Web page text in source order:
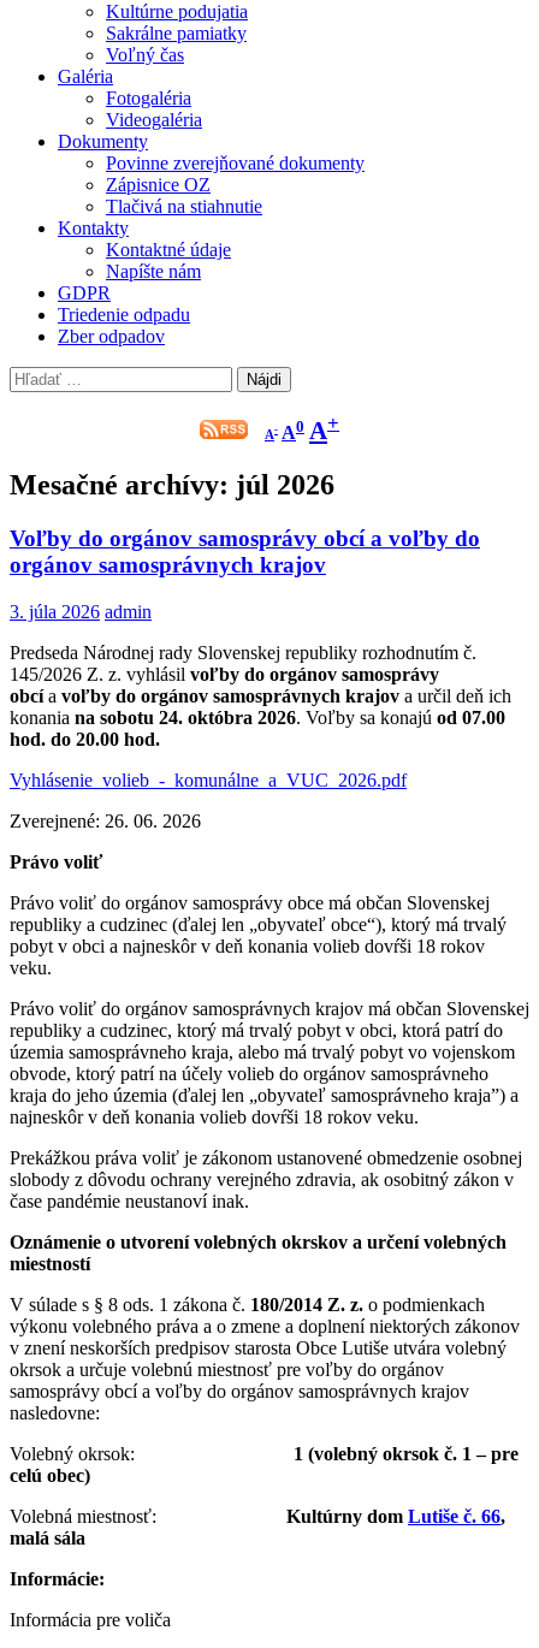
Kultúrne podujatia
Sakrálne pamiatky
Voľný čas
Galéria
Fotogaléria
Videogaléria
Dokumenty
Povinne zverejňované dokumenty
Zápisnice OZ
Tlačivá na stiahnutie
Kontakty
Kontaktné údaje
Napíšte nám
GDPR
Triedenie odpadu
Zber odpadov
Hľadať:
A-
Zmenší
písmo
A0 Pôvodná
veľkosť
A+Zväčší
Mesačné archívy: júl 2026
Voľby do orgánov samosprávy obcí a voľby do
orgánov samosprávnych krajov
3. júla 2026 admin
Predseda Národnej rady Slovenskej republiky rozhodnutím č.
145/2026 Z. z. vyhlásil voľby do orgánov samosprávy
obcía voľby do orgánov samosprávnych krajov a určil deň ich
konania na sobotu 24. októbra 2026. Voľby sa konajú od 07.00
hod. do 20.00 hod.
Vyhlásenie_volieb_-_komunálne_a_VUC_2026.pdf
Zverejnené: 26. 06. 2026
Právo voliť
Právo voliť do orgánov samosprávy obce má občan Slovenskej
republiky a cudzinec (ďalej len „obyvateľ obce“), ktorý má trvalý
pobyt v obci a najneskôr v deň konania volieb dovŕši 18 rokov
veku.
Právo voliť do orgánov samosprávnych krajov má občan Slovenskej
republiky a cudzinec, ktorý má trvalý pobyt v obci, ktorá patrí do
územia samosprávneho kraja, alebo má trvalý pobyt vo vojenskom
obvode, ktorý patrí na účely volieb do orgánov samosprávneho
kraja do jeho územia (ďalej len „obyvateľ samosprávneho kraja”) a
najneskôr v deň konania volieb dovŕši 18 rokov veku.
Prekážkou práva voliť je zákonom ustanovené obmedzenie osobnej
slobody z dôvodu ochrany verejného zdravia, ak osobitný zákon v
čase pandémie neustanoví inak.
Oznámenie o utvorení volebných okrskov a určení volebných
miestností
V súlade s § 8 ods. 1 zákona č. 180/2014 Z. z. o podmienkach
výkonu volebného práva a o zmene a doplnení niektorých zákonov
v znení neskorších predpisov starosta Obce Lutiše utvára volebný
okrsok a určuje volebnú miestnosť pre voľby do orgánov
samosprávy obcí a voľby do orgánov samosprávnych krajov
nasledovne:
Volebný okrsok:
1 (volebný okrsok č. 1 – pre
celú obec)
Volebná miestnosť: Kultúrny dom Lutiše č. 66,
malá sála
Informácie:
Informácia pre voliča